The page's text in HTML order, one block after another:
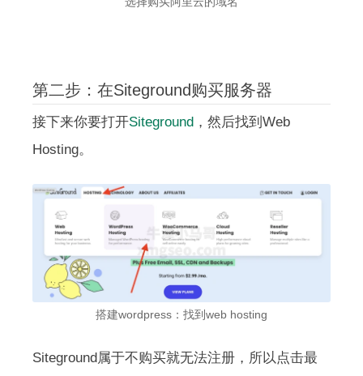
第二步：在Siteground购买服务器
接下来你要打开Siteground ，然后找到Web
Hosting。
搭建wordpress：找到web hosting
Siteground属于不购买就无法注册，所以点击最